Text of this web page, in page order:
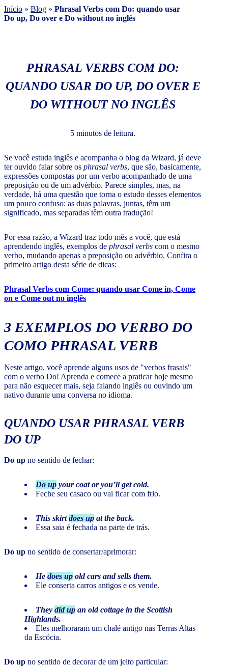
Início » Blog » Phrasal Verbs com Do: quando usar
Do up, Do over e Do without no inglês
PHRASAL VERBS COM DO:
QUANDO USAR DO UP, DO OVER E
DO WITHOUT NO INGLÊS
5 minutos de leitura.
Se você estuda inglês e acompanha o blog da Wizard, já deve
ter ouvido falar sobre os phrasal verbs, que são, basicamente,
expressões compostas por um verbo acompanhado de uma
preposição ou de um advérbio. Parece simples, mas, na
verdade, há uma questão que torna o estudo desses elementos
um pouco confuso: as duas palavras, juntas, têm um
significado, mas separadas têm outra tradução!
Por essa razão, a Wizard traz todo mês a você, que está
aprendendo inglês, exemplos de phrasal verbs com o mesmo
verbo, mudando apenas a preposição ou advérbio. Confira o
primeiro artigo desta série de dicas:
Phrasal Verbs com Come: quando usar Come in, Come
on e Come out no inglês
3 EXEMPLOS DO VERBO DO
COMO PHRASAL VERB
Neste artigo, você aprende alguns usos de "verbos frasais"
com o verbo Do! Aprenda e comece a praticar hoje mesmo
para não esquecer mais, seja falando inglês ou ouvindo um
nativo durante uma conversa no idioma.
QUANDO USAR PHRASAL VERB
DO UP
Do up no sentido de fechar:
Do up your coat or you’ll get cold.
Feche seu casaco ou vai ficar com frio.
This skirtdoes up at the back.
Essa saia é fechada na parte de trás.
Do up no sentido de consertar/aprimorar:
He does up old cars and sells them.
Ele conserta carros antigos e os vende.
They did up an old cottage in the Scottish
Highlands.
Eles melhoraram um chalé antigo nas Terras Altas
da Escócia.
Do up no sentido de decorar de um jeito particular: